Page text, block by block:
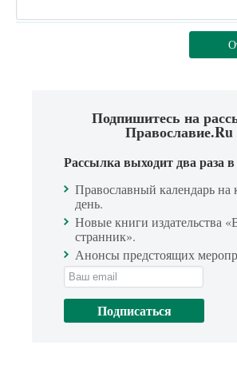
Подпишитесь на
Православие.Ru
Рассылка выходит два раза
Православный календарь на
день.
Новые книги издательства
странник».
Анонсы предстоящих